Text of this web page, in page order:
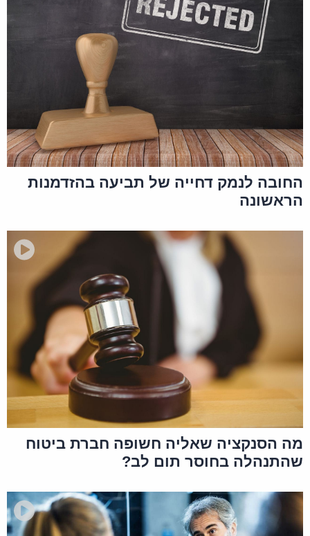
החובה לנמק דחייה של תביעה בהזדמנות
הראשונה
מה הסנקציה שאליה חשופה חברת ביטוח
שהתנהלה בחוסר תום לב?